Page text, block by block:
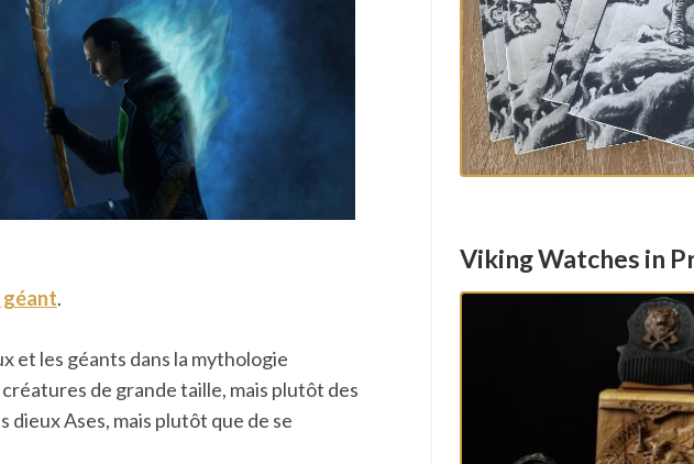
géant.
et les géants dans la mythologie
de grande taille, mais plutôt des
dieux Ases, mais plutôt que de se
Viking Watches in